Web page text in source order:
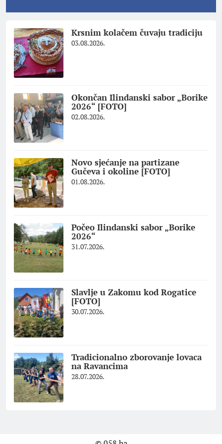
Krsnim kolačem čuvaju tradiciju
03.08.2026.
Okončan Ilindanski sabor „Borike
2026“ [FOTO]
02.08.2026.
Novo sjećanje na partizane
Gučeva i okoline [FOTO]
01.08.2026.
Počeo Ilindanski sabor „Borike
2026“
31.07.2026.
Slavlje u Zakomu kod Rogatice
[FOTO]
30.07.2026.
Tradicionalno zborovanje lovaca
na Ravancima
28.07.2026.